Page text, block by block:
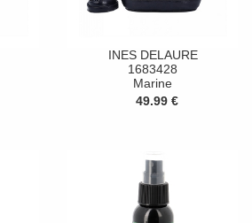
INES DELAURE
1683428
Marine
49.99 €